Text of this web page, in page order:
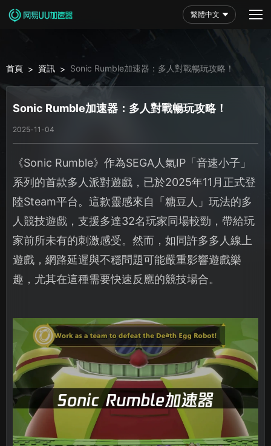
繁體中文
首頁 > 資訊 > Sonic Rumble加速器：多人對戰暢玩攻略！
Sonic Rumble加速器：多人對戰暢玩攻略！
2025-11-04
《Sonic Rumble》作為SEGA人氣IP「音速小子」
系列的首款多人派對遊戲，已於2025年11月正式登
陸Steam平台。這款靈感來自「糖豆人」玩法的多
人競技遊戲，支援多達32名玩家同場較勁，帶給玩
家前所未有的刺激感受。然而，如同許多多人線上
遊戲，網路延遲與不穩問題可能嚴重影響遊戲樂
趣，尤其在這種需要快速反應的競技場合。